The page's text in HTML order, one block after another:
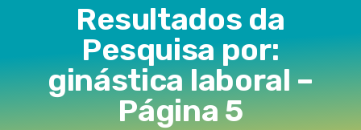
Resultados da
Pesquisa por:
ginástica laboral –
Página 5